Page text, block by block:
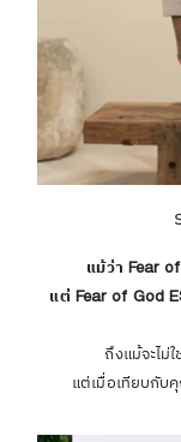
แม้ว่า Fear
แต่ Fear of God
ถึงแม้จะไม่
แต่เมื่อเทียบกับ